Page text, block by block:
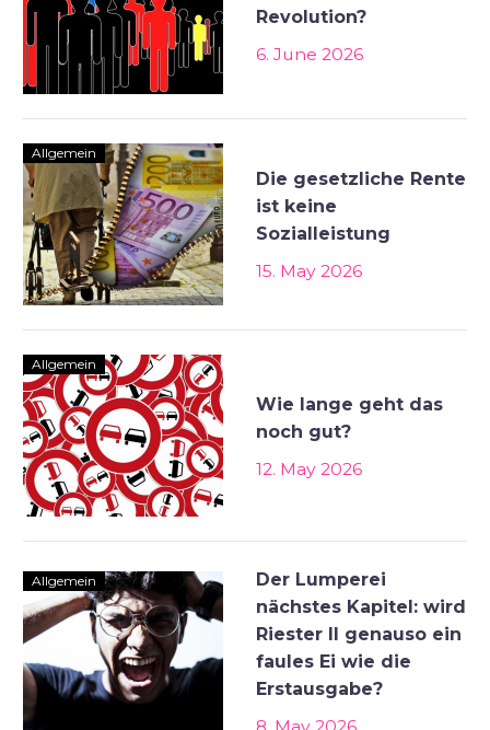
Revolution?
6. June 2026
Allgemein
Die gesetzliche Rente
ist keine
Sozialleistung
15. May 2026
Allgemein
Wie lange geht das
noch gut?
12. May 2026
Allgemein
Der Lumperei
nächstes Kapitel: wird
Riester II genauso ein
faules Ei wie die
Erstausgabe?